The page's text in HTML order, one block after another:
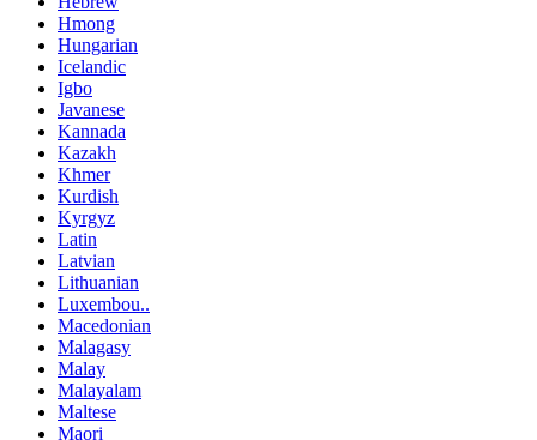
Hmong
Hungarian
Icelandic
Igbo
Javanese
Kannada
Kazakh
Khmer
Kurdish
Kyrgyz
Latin
Latvian
Lithuanian
Luxembou..
Macedonian
Malagasy
Malay
Malayalam
Maltese
Maori